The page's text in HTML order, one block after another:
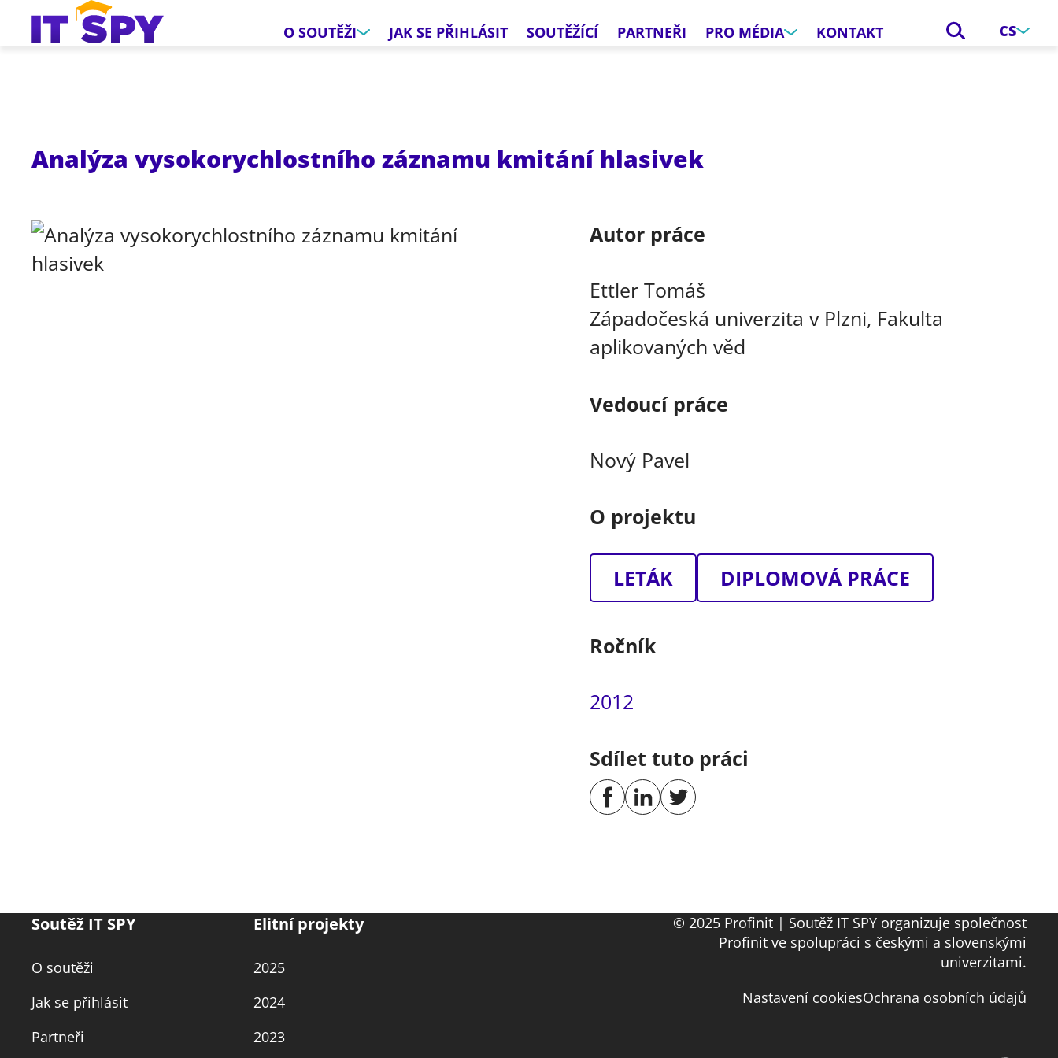
O SOUTĚŽI JAK SE PŘIHLÁSIT SOUTĚŽÍCÍ PARTNEŘI PRO MÉDIA KONTAKT CS
Analýza vysokorychlostního záznamu kmitání hlasivek
Autor práce
Ettler Tomáš
Západočeská univerzita v Plzni, Fakulta
aplikovaných věd
Vedoucí práce
Nový Pavel
O projektu
LETÁK DIPLOMOVÁ PRÁCE
Ročník
2012
Sdílet tuto práci
Soutěž IT SPY
O soutěži
Jak se přihlásit
Partneři
Elitní projekty
2025
2024
2023
© 2025 Profinit | Soutěž IT SPY organizuje společnost
Profinit ve spolupráci s českými a slovenskými
univerzitami.
Nastavení cookiesOchrana osobních údajů